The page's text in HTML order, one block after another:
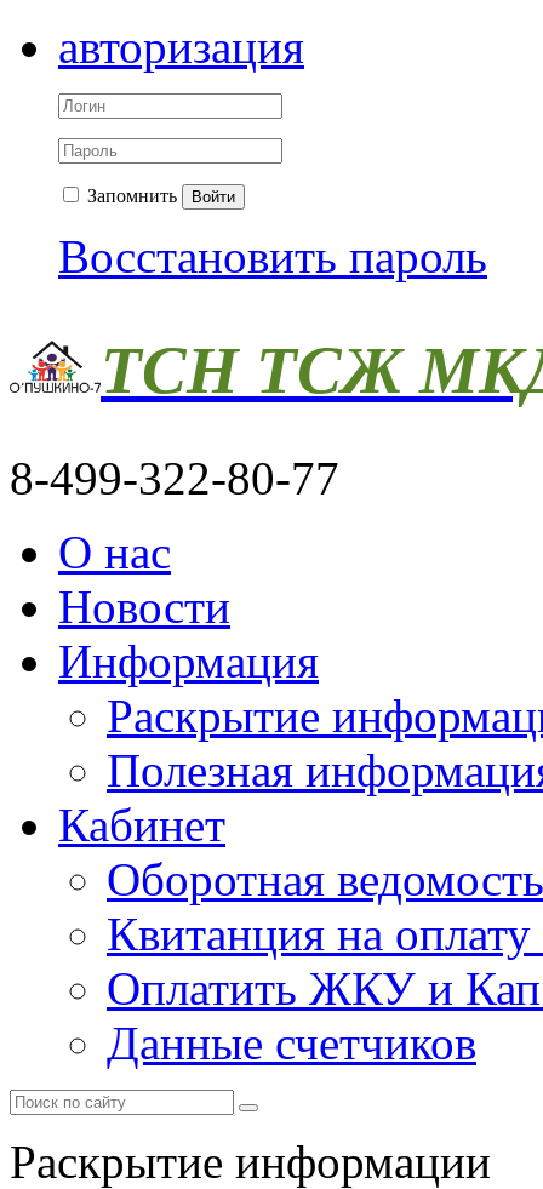
авторизация
Запомнить Войти
Восстановить пароль
ТСН ТСЖ
8-499-322-80-77
О нас
Новости
Информация
Раскрытие
Полезная
Кабинет
Оборотная ведомость
Квитанция на
Оплатить ЖКУ и
Данные счетчиков
Раскрытие информации